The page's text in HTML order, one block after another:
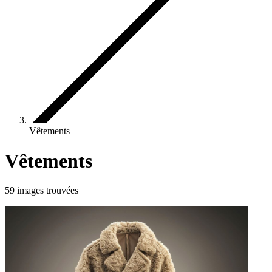
Vêtements
Vêtements
59 images trouvées